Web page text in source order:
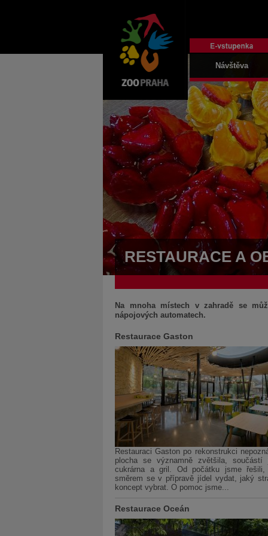
Návštěva
RESTAURACE A
Na mnoha místech v zahradě se
nápojových automatech.
Restaurace Gaston
Restauraci Gaston po rekonstrukci
plocha se významně zvětšila, součástí
cukrárna a gril. Od počátku jsme řešili,
směrem se v přípravě jídel vydat, jaký
koncept vybrat. O pomoc jsme...
Restaurace Oceán